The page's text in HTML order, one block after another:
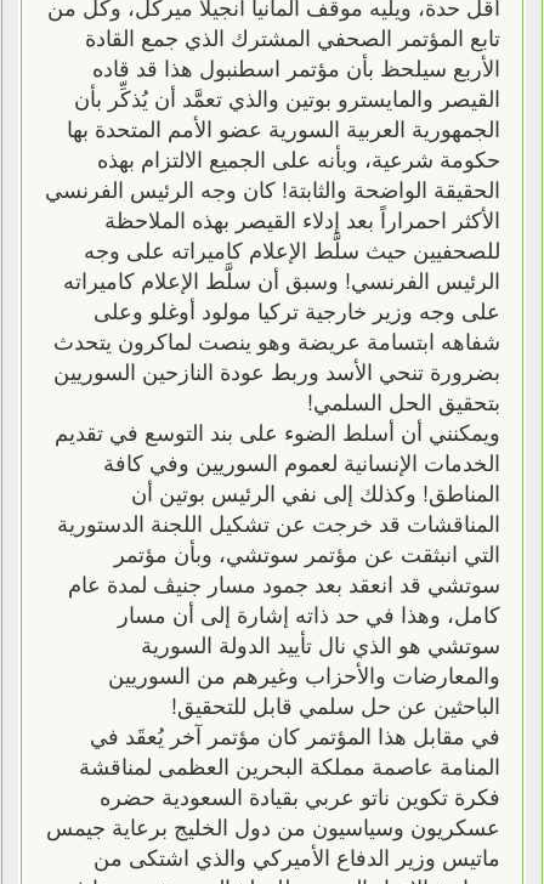
تابع المؤتمر الصحفي المشترك الذي جمع القادة
الأربع سيلحظ بأن مؤتمر اسطنبول هذا قد قاده
القيصر والمايسترو بوتين والذي تعمَّد أن يُذكِّر بأن
الجمهورية العربية السورية عضو الأمم المتحدة بها
حكومة شرعية، وبأنه على الجميع الالتزام بهذه
الحقيقة الواضحة والثابتة! كان وجه الرئيس الفرنسي
الأكثر احمراراً بعد إدلاء القيصر بهذه الملاحظة
للصحفيين حيث سلَّط الإعلام كاميراته على وجه
الرئيس الفرنسي! وسبق أن سلَّط الإعلام كاميراته
على وجه وزير خارجية تركيا مولود أوغلو وعلى
شفاهه ابتسامة عريضة وهو ينصت لماكرون يتحدث
بضرورة تنحي الأسد وربط عودة النازحين السوريين
بتحقيق الحل السلمي!
ويمكنني أن أسلط الضوء على بند التوسع في تقديم
الخدمات الإنسانية لعموم السوريين وفي كافة
المناطق! وكذلك إلى نفي الرئيس بوتين أن
المناقشات قد خرجت عن تشكيل اللجنة الدستورية
التي انبثقت عن مؤتمر سوتشي، وبأن مؤتمر
سوتشي قد انعقد بعد جمود مسار جنيڤ لمدة عام
كامل، وهذا في حد ذاته إشارة إلى أن مسار
سوتشي هو الذي نال تأييد الدولة السورية
والمعارضات والأحزاب وغيرهم من السوريين
الباحثين عن حل سلمي قابل للتحقيق!
في مقابل هذا المؤتمر كان مؤتمر آخر يُعقَد في
المنامة عاصمة مملكة البحرين العظمى لمناقشة
فكرة تكوين ناتو عربي بقيادة السعودية حضره
عسكريون وسياسيون من دول الخليج برعاية جيمس
ماتيس وزير الدفاع الأميركي والذي اشتكى من